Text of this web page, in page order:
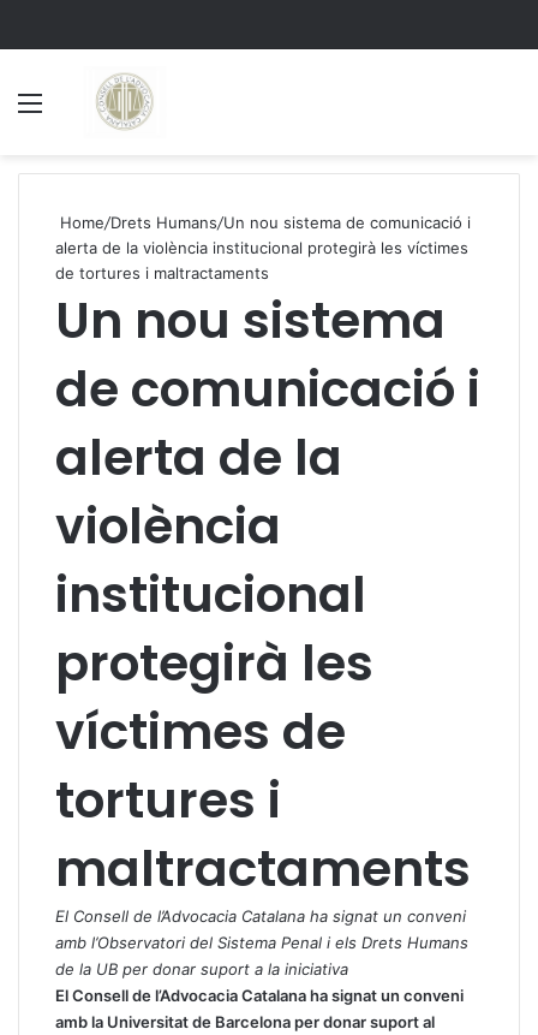
Home/Drets Humans/Un nou sistema de comunicació i
alerta de la violència institucional protegirà les víctimes
de tortures i maltractaments
Un nou sistema
de comunicació i
alerta de la
violència
institucional
protegirà les
víctimes de
tortures i
maltractaments
El Consell de l’Advocacia Catalana ha signat un conveni
amb l’Observatori del Sistema Penal i els Drets Humans
de la UB per donar suport a la iniciativa
El Consell de l’Advocacia Catalana ha signat un conveni
amb la Universitat de Barcelona per donar suport al